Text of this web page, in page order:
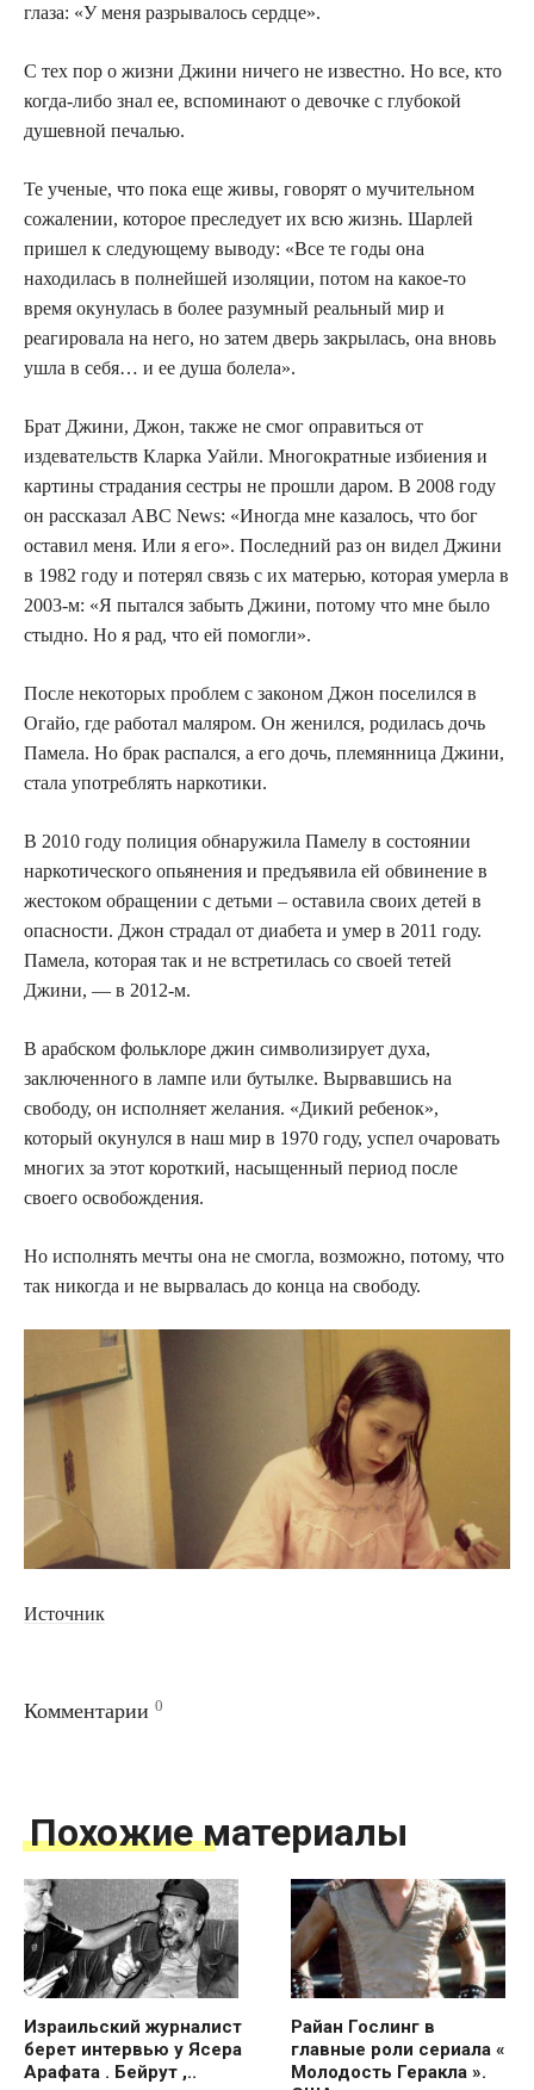
глаза: «У меня разрывалось сердце».
С тех пор о жизни Джини ничего не известно. Но все, кто
когда-либо знал ее, вспоминают о девочке с глубокой
душевной печалью.
Те ученые, что пока еще живы, говорят о мучительном
сожалении, которое преследует их всю жизнь. Шарлей
пришел к следующему выводу: «Все те годы она
находилась в полнейшей изоляции, потом на какое-то
время окунулась в более разумный реальный мир и
реагировала на него, но затем дверь закрылась, она вновь
ушла в себя… и ее душа болела».
Брат Джини, Джон, также не смог оправиться от
издевательств Кларка Уайли. Многократные избиения и
картины страдания сестры не прошли даром. В 2008 году
он рассказал ABC News: «Иногда мне казалось, что бог
оставил меня. Или я его». Последний раз он видел Джини
в 1982 году и потерял связь с их матерью, которая умерла в
2003-м: «Я пытался забыть Джини, потому что мне было
стыдно. Но я рад, что ей помогли».
После некоторых проблем с законом Джон поселился в
Огайо, где работал маляром. Он женился, родилась дочь
Памела. Но брак распался, а его дочь, племянница Джини,
стала употреблять наркотики.
В 2010 году полиция обнаружила Памелу в состоянии
наркотического опьянения и предъявила ей обвинение в
жестоком обращении с детьми – оставила своих детей в
опасности. Джон страдал от диабета и умер в 2011 году.
Памела, которая так и не встретилась со своей тетей
Джини, — в 2012-м.
В арабском фольклоре джин символизирует духа,
заключенного в лампе или бутылке. Вырвавшись на
свободу, он исполняет желания. «Дикий ребенок»,
который окунулся в наш мир в 1970 году, успел очаровать
многих за этот короткий, насыщенный период после
своего освобождения.
Но исполнять мечты она не смогла, возможно, потому, что
так никогда и не вырвалась до конца на свободу.
Источник
Комментарии 0
Похожие материалы
Израильский журналист
берет интервью у Ясера
Арафата . Бейрут ,..
Райан Гослинг в
главные роли сериала «
Молодость Геракла ».